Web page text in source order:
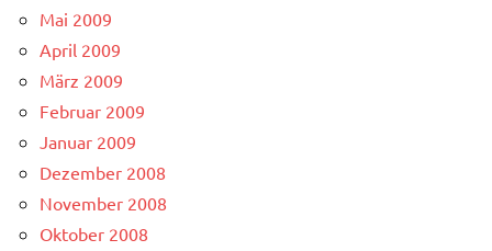
Mai 2009
April 2009
März 2009
Februar 2009
Januar 2009
Dezember 2008
November 2008
Oktober 2008